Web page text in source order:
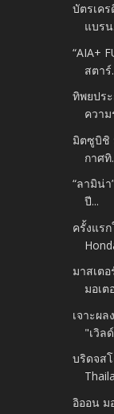
บัตรเค
แบรน
“AIA+
สตาร์
ทิพยปร
ความ
มิตซูบิชิ
กาศทิ
“ลามิน่
ปี...
ครั้งแร
มาสเต
มอเต
เจาะผ
"เวิล
บริดจส
อิออน ม